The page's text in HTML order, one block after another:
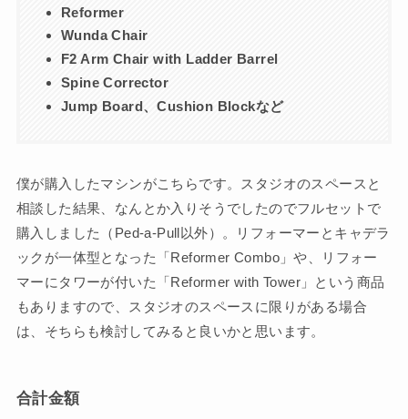
Reformer
Wunda Chair
F2 Arm Chair with Ladder Barrel
Spine Corrector
Jump Board、Cushion Blockなど
僕が購入したマシンがこちらです。スタジオのスペースと
相談した結果、なんとか入りそうでしたのでフルセットで
購入しました（Ped-a-Pull以外）。リフォーマーとキャデラ
ックが一体型となった「Reformer Combo」や、リフォー
マーにタワーが付いた「Reformer with Tower」という商品
もありますので、スタジオのスペースに限りがある場合
は、そちらも検討してみると良いかと思います。
合計金額